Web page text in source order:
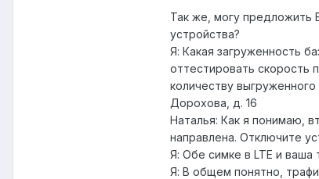
Так же, могу предложить
устройства?
Я: Какая загруженность
оттестировать скорость
количеству
Дорохова, д. 16
Наталья: Как я понимаю,
направлена. Отключите
Я: Обе симке в LTE и ваша
Я: В общем понятно,